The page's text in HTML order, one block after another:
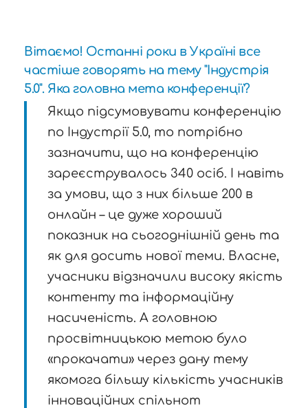
Вітаємо! Останні роки в Україні все
частіше говорять на тему "Індустрія
5.0". Яка головна мета конференції?
Якщо підсумовувати конференцію
по Індустрії 5.0, то потрібно
зазначити, що на конференцію
зареєструвалось 340 осіб. І навіть
за умови, що з них більше 200 в
онлайн – це дуже хороший
показник на сьогоднішній день та
як для досить нової теми. Власне,
учасники відзначили високу якість
контенту та інформаційну
насиченість. А головною
просвітницькою метою було
«прокачати» через дану тему
якомога більшу кількість учасників
інноваційних спільнот